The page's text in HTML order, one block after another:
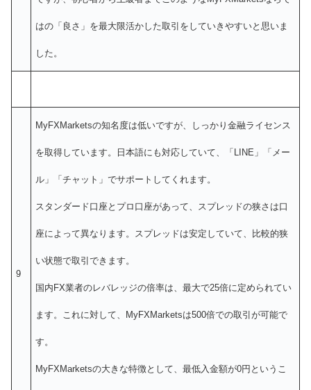
はの「良さ」を最大限活かした取引をしていきやすいと思いま
した。
9
MyFXMarketsの知名度は低いですが、しっかり金融ライセンス
を取得しています。日本語にも対応していて、「LINE」「メー
ル」「チャット」でサポートしてくれます。
スタンダード口座とプロ口座があって、スプレッドの狭さは口
座によって異なります。スプレッドは安定していて、比較的狭
い状態で取引できます。
国内FX業者のレバレッジの倍率は、最大で25倍に定められてい
ます。これに対して、MyFXMarketsは500倍での取引が可能で
す。
MyFXMarketsの大きな特徴として、最低入金額が0円というこ